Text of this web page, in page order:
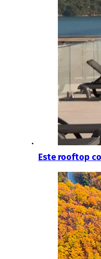
Este rooftop